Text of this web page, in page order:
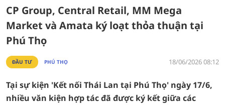
CP Group, Central Retail, MM Mega
Market và Amata ký loạt thỏa thuận tại
Phú Thọ
ĐẦU TƯ PHÚ THỌ 18/06/2026 08:12
Tại sự kiện 'Kết nối Thái Lan tại Phú Thọ' ngày 17/6,
nhiều văn kiện hợp tác đã được ký kết giữa các